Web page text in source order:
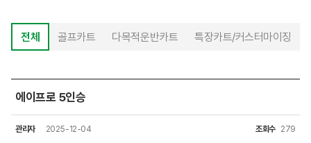
전체 골프카트 다목적운반카트 특장카트/커스터마이징
에이프로 5인승
관리자 2025-12-04 조회수 279